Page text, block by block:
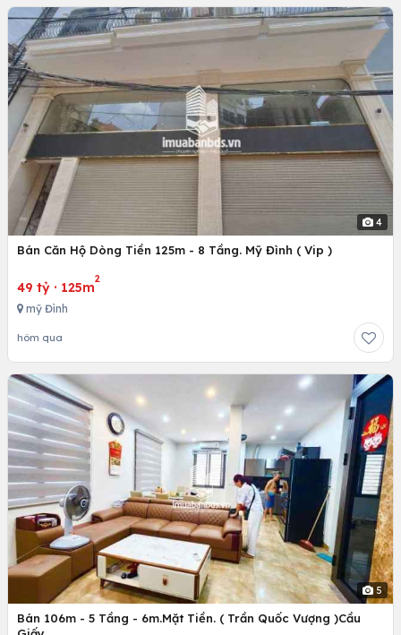
4
Bán Căn Hộ Dòng Tiền 125m - 8 Tầng. Mỹ Đình ( Vip )
49 tỷ · 125m
2
mỹ Đình
hôm qua
5
Bán 106m - 5 Tầng - 6m.Mặt Tiền. ( Trần Quốc Vượng )Cầu